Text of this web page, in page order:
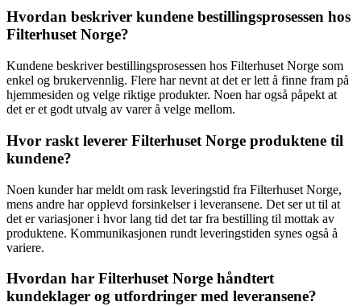
Hvordan beskriver kundene bestillingsprosessen hos
Filterhuset Norge?
Kundene beskriver bestillingsprosessen hos Filterhuset Norge som
enkel og brukervennlig. Flere har nevnt at det er lett å finne fram på
hjemmesiden og velge riktige produkter. Noen har også påpekt at
det er et godt utvalg av varer å velge mellom.
Hvor raskt leverer Filterhuset Norge produktene til
kundene?
Noen kunder har meldt om rask leveringstid fra Filterhuset Norge,
mens andre har opplevd forsinkelser i leveransene. Det ser ut til at
det er variasjoner i hvor lang tid det tar fra bestilling til mottak av
produktene. Kommunikasjonen rundt leveringstiden synes også å
variere.
Hvordan har Filterhuset Norge håndtert
kundeklager og utfordringer med leveransene?